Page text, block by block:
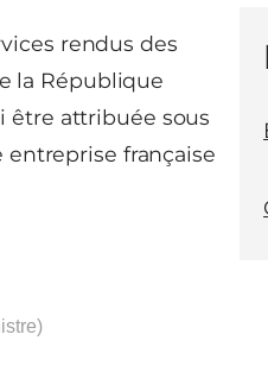
rendus des
la République
être attribuée sous
entreprise française